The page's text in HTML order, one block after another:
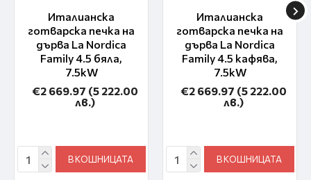
Италианска
готварска печка на
дърва La Nordica
Family 4.5 бяла,
7.5kW
€2 669.97 (5 222.00
лв.)
В КОШНИЦАТА
Италианска
готварска печка на
дърва La Nordica
Family 4.5 кафява,
7.5kW
€2 669.97 (5 222.00
лв.)
В КОШНИЦАТА